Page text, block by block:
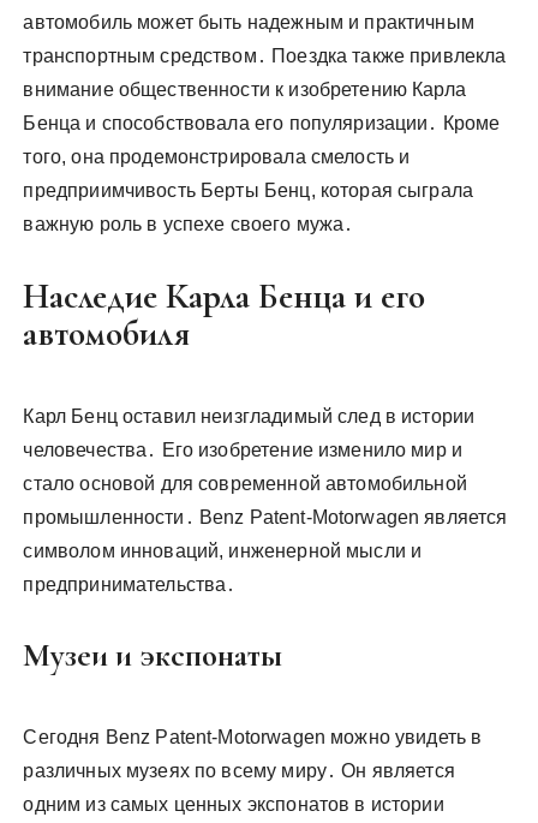
автомобиль может быть надежным и практичным
транспортным средством․ Поездка также привлекла
внимание общественности к изобретению Карла
Бенца и способствовала его популяризации․ Кроме
того, она продемонстрировала смелость и
предприимчивость Берты Бенц, которая сыграла
важную роль в успехе своего мужа․
Наследие Карла Бенца и его
автомобиля
Карл Бенц оставил неизгладимый след в истории
человечества․ Его изобретение изменило мир и
стало основой для современной автомобильной
промышленности․ Benz Patent-Motorwagen является
символом инноваций, инженерной мысли и
предпринимательства․
Музеи и экспонаты
Сегодня Benz Patent-Motorwagen можно увидеть в
различных музеях по всему миру․ Он является
одним из самых ценных экспонатов в истории